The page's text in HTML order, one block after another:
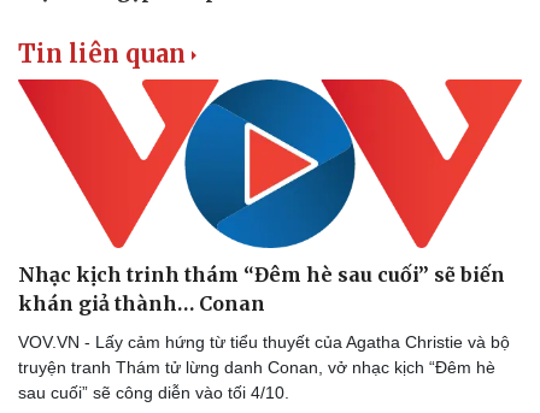
Tin liên quan
Nhạc kịch trinh thám “Đêm hè sau cuối” sẽ biến
khán giả thành… Conan
VOV.VN - Lấy cảm hứng từ tiểu thuyết của Agatha Christie và bộ
truyện tranh Thám tử lừng danh Conan, vở nhạc kịch “Đêm hè
sau cuối” sẽ công diễn vào tối 4/10.